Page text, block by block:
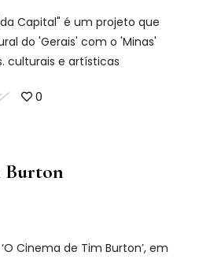
Capital" é um projeto que
do 'Gerais' com o 'Minas'
culturais e artísticas
0
Burton
Cinema de Tim Burton’, em